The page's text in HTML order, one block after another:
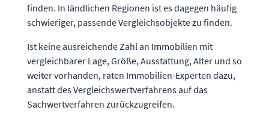
finden. In ländlichen Regionen ist es dagegen häufig
schwieriger, passende Vergleichsobjekte zu finden.
Ist keine ausreichende Zahl an Immobilien mit
vergleichbarer Lage, Größe, Ausstattung, Alter und so
weiter vorhanden, raten Immobilien-Experten dazu,
anstatt des Vergleichswertverfahrens auf das
Sachwertverfahren zurückzugreifen.